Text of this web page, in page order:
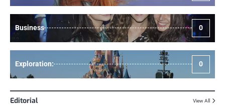
Business 0
Exploration: 0
Editorial View All